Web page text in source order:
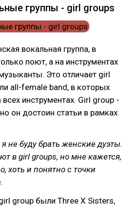
группы - girl groups
вокальная группа, в
поют, а на инструментах
Это отличает girl
all-female band, в которых
инструментах. Girl group -
он достоин статьи в рамках
не буду брать женские дуэты.
в girl groups, но мне кажется,
хоть и понятно с точки
group были Three X Sisters,